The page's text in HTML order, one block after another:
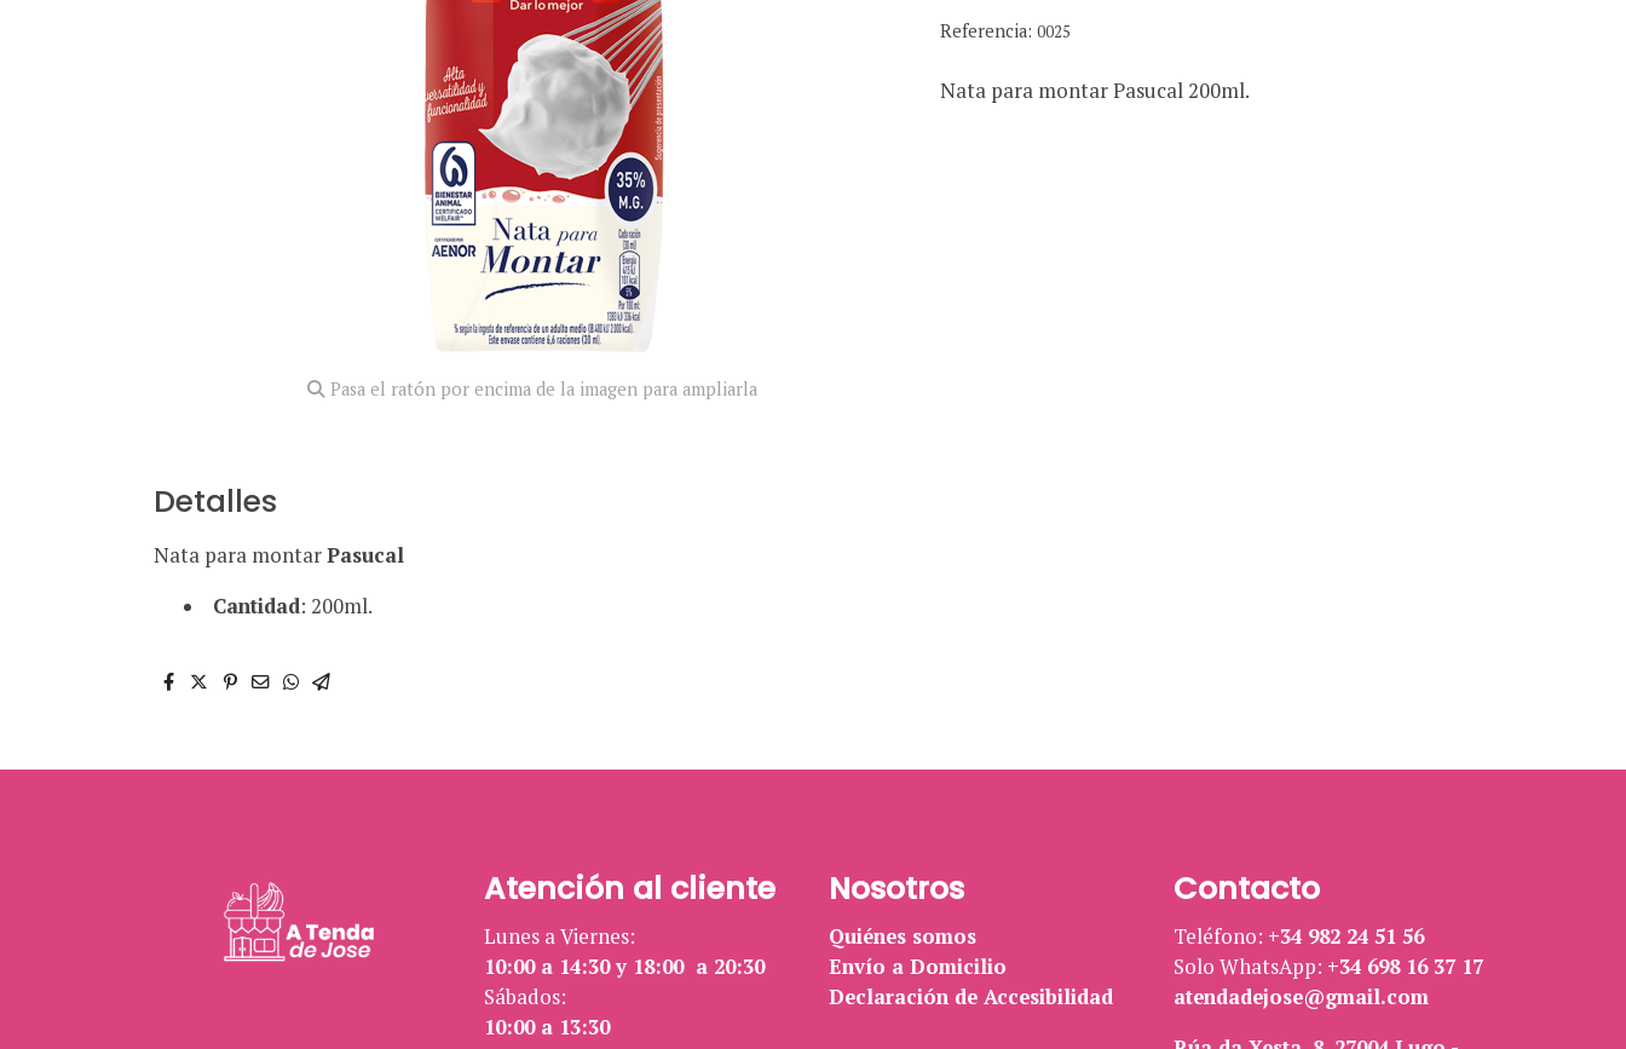
Pasa el ratón por encima de la imagen para ampliarla
Detalles
Nata para montarPasucal
Cantidad: 200ml.
Referencia:0025
Nata para montar Pasucal 200ml.
Atención al cliente
Lunes a Viernes:
10:00 a 14:30 y 18:00 a 20:30
Sábados:
10:00 a 13:30
Nosotros
Quiénes somos
Envío a Domicilio
Declaración de Accesibilidad
Contacto
Teléfono: +34 982 24 51 56
Solo WhatsApp: +34 698 16 37 17
atendadejose@gmail.com